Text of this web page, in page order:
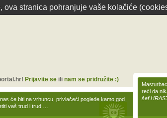
stranica pohranjuje vaše kolačiće
će biti na vrhuncu, privlačeći poglede kamo god
vaš trud i trud …
Prijavite seili nam se pridružite :)
reći da
šef